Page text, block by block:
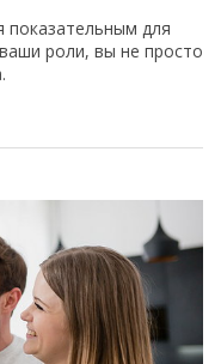
показательным для
роли, вы не просто